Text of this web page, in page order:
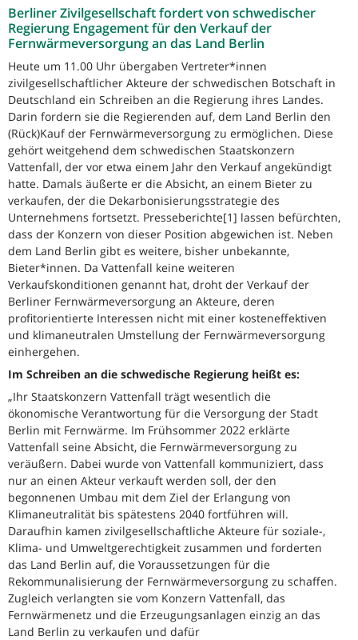
Berliner Zivilgesellschaft fordert von schwedischer
Regierung Engagement für den Verkauf der
Fernwärmeversorgung an das Land Berlin
Heute um 11.00 Uhr übergaben Vertreter*innen
zivilgesellschaftlicher Akteure der schwedischen Botschaft in
Deutschland ein Schreiben an die Regierung ihres Landes.
Darin fordern sie die Regierenden auf, dem Land Berlin den
(Rück)Kauf der Fernwärmeversorgung zu ermöglichen. Diese
gehört weitgehend dem schwedischen Staatskonzern
Vattenfall, der vor etwa einem Jahr den Verkauf angekündigt
hatte. Damals äußerte er die Absicht, an einem Bieter zu
verkaufen, der die Dekarbonisierungsstrategie des
Unternehmens fortsetzt. Presseberichte[1] lassen befürchten,
dass der Konzern von dieser Position abgewichen ist. Neben
dem Land Berlin gibt es weitere, bisher unbekannte,
Bieter*innen. Da Vattenfall keine weiteren
Verkaufskonditionen genannt hat, droht der Verkauf der
Berliner Fernwärmeversorgung an Akteure, deren
profitorientierte Interessen nicht mit einer kosteneffektiven
und klimaneutralen Umstellung der Fernwärmeversorgung
einhergehen.
Im Schreiben an die schwedische Regierung heißt es:
„Ihr Staatskonzern Vattenfall trägt wesentlich die
ökonomische Verantwortung für die Versorgung der Stadt
Berlin mit Fernwärme. Im Frühsommer 2022 erklärte
Vattenfall seine Absicht, die Fernwärmeversorgung zu
veräußern. Dabei wurde von Vattenfall kommuniziert, dass
nur an einen Akteur verkauft werden soll, der den
begonnenen Umbau mit dem Ziel der Erlangung von
Klimaneutralität bis spätestens 2040 fortführen will.
Daraufhin kamen zivilgesellschaftliche Akteure für soziale-,
Klima- und Umweltgerechtigkeit zusammen und forderten
das Land Berlin auf, die Voraussetzungen für die
Rekommunalisierung der Fernwärmeversorgung zu schaffen.
Zugleich verlangten sie vom Konzern Vattenfall, das
Fernwärmenetz und die Erzeugungsanlagen einzig an das
Land Berlin zu verkaufen und dafür